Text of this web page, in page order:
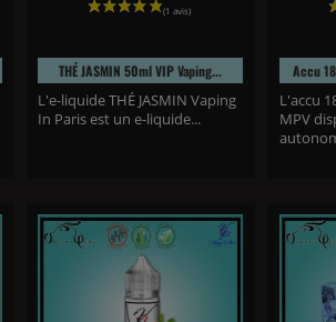
THÉ JASMIN 50ml VIP Vaping...
L'e-liquide THÉ JASMIN Vaping
In Paris est un e-liquide...
Accu
L'accu
MPV